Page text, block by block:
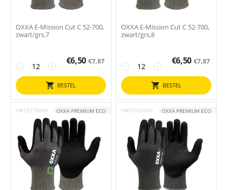
OXXA E-Mission Cut C 52-700,
zwart/grs,7
+
−
€6,50 €7,87
BESTEL
OXXA E-Mission Cut C 52-700,
zwart/grs,8
+
−
€6,50 €7,87
BESTEL
YM15270009 OXXA PREMIUM ECO YM15220007 OXXA PREMIUM ECO